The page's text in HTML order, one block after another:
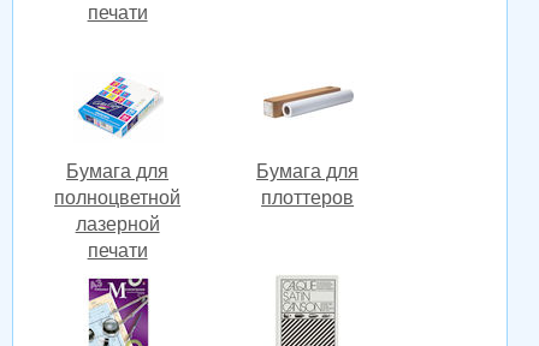
печати
Бумага для
полноцветной
лазерной
печати
Бумага для
плоттеров